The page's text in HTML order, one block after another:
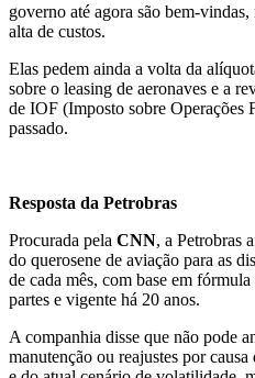
governo até agora são bem-
alta de custos.
Elas pedem ainda a volta da
sobre o leasing de aeronaves e a
de IOF (Imposto sobre Operações
passado.
Resposta da Petrobras
Procurada pela CNN, a Petrobras
do querosene de aviação para as
de cada mês, com base em
partes e vigente há 20 anos.
A companhia disse que não pode
manutenção ou reajustes por